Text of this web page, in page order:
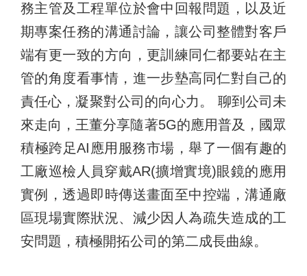
務主管及工程單位於會中回報問題，以及近
期專案任務的溝通討論，讓公司整體對客戶
端有更一致的方向，更訓練同仁都要站在主
管的角度看事情，進一步墊高同仁對自己的
責任心，凝聚對公司的向心力。 聊到公司未
來走向，王董分享隨著5G的應用普及，國眾
積極跨足AI應用服務市場，舉了一個有趣的
工廠巡檢人員穿戴AR(擴增實境)眼鏡的應用
實例，透過即時傳送畫面至中控端，溝通廠
區現場實際狀況、減少因人為疏失造成的工
安問題，積極開拓公司的第二成長曲線。